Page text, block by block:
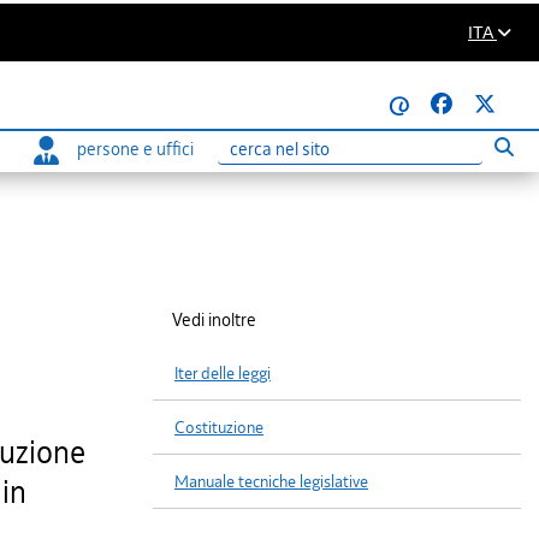
ITA
@
persone e uffici
Ricerca
Vedi inoltre
Iter delle leggi
Costituzione
Manuale tecniche legislative